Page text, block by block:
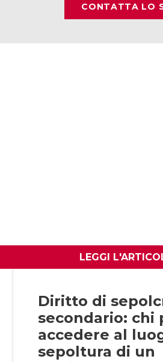
CONTATTA LO
LEGGI
Diritto di
secondario: chi
accedere al
sepoltura di un